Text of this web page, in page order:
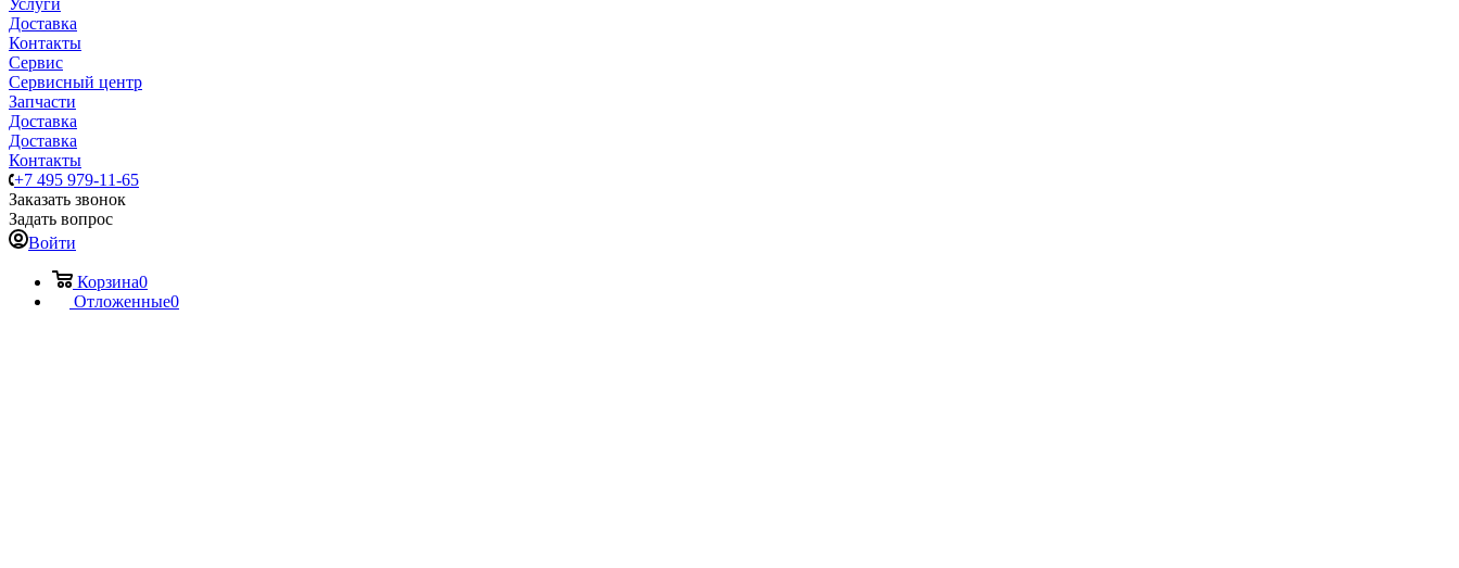
Услуги
Доставка
Контакты
Сервис
Сервисный центр
Запчасти
Доставка
Доставка
Контакты
+7 495 979-11-65
Заказать звонок
Задать вопрос
Войти
Корзина0
Отложенные0